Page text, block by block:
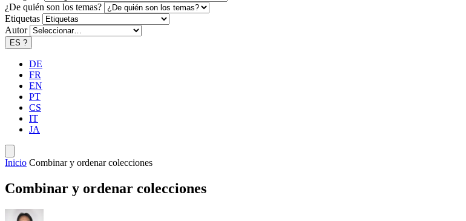
¿De quién son los temas?
Etiquetas
Autor
ES ?
DE
FR
EN
PT
CS
IT
JA
Inicio Combinar y ordenar colecciones
Combinar y ordenar colecciones